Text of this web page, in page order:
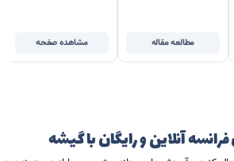
مطالعه مقاله مشاهده صفحه
آنلاین و رایگان با گیشه